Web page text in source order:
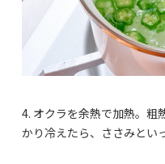
4. オクラを余熱で加熱。粗
かり冷えたら、ささみとい